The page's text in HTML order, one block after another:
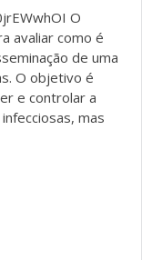
O
avaliar como é
de uma
O objetivo é
e controlar a
mas